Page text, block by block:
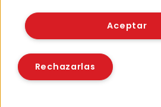
© Fundación
Políticas de
Aceptar
Rechazarlas